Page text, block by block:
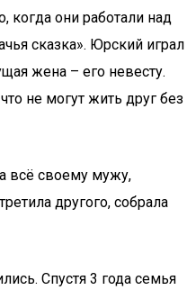
когда они работали над
сказка». Юрский играл
жена – его невесту.
не могут жить друг без
всё своему мужу,
другого, собрала
Спустя 3 года семья